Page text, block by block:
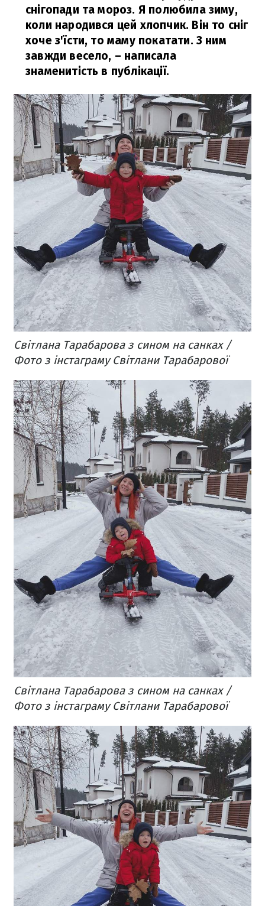
снігопади та мороз. Я полюбила зиму,
коли народився цей хлопчик. Він то сніг
хоче з'їсти, то маму покатати. З ним
завжди весело, – написала
знаменитість в публікації.
Світлана Тарабарова з сином на санках /
Фото з інстаграму Світлани Тарабарової
Світлана Тарабарова з сином на санках /
Фото з інстаграму Світлани Тарабарової